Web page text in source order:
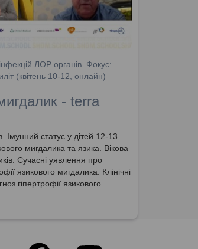
ЛОР органів. Фокус:
(квітень 10-12, онлайн)
- terra
Імунний статус у дітей 12-13
мигдалика та язика. Вікова
Сучасні уявлення про
язикового мигдалика. Клінічні
гіпертрофії язикового